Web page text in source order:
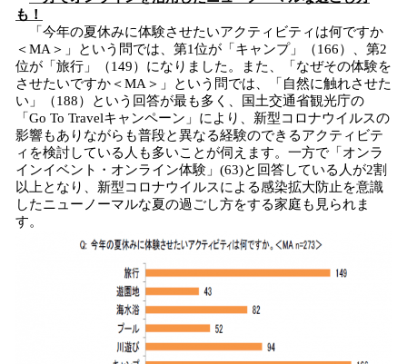
も！
「今年の夏休みに体験させたいアクティビティは何ですか
＜MA＞」という問では、第1位が「キャンプ」（166）、第2
位が「旅行」（149）になりました。また、「なぜその体験を
させたいですか＜MA＞」という問では、「自然に触れさせた
い」（188）という回答が最も多く、国土交通省観光庁の
「Go To Travelキャンペーン」により、新型コロナウイルスの
影響もありながらも普段と異なる経験のできるアクティビテ
ィを検討している人も多いことが伺えます。一方で「オンラ
インイベント・オンライン体験」(63)と回答している人が2割
以上となり、新型コロナウイルスによる感染拡大防止を意識
したニューノーマルな夏の過ごし方をする家庭も見られま
す。